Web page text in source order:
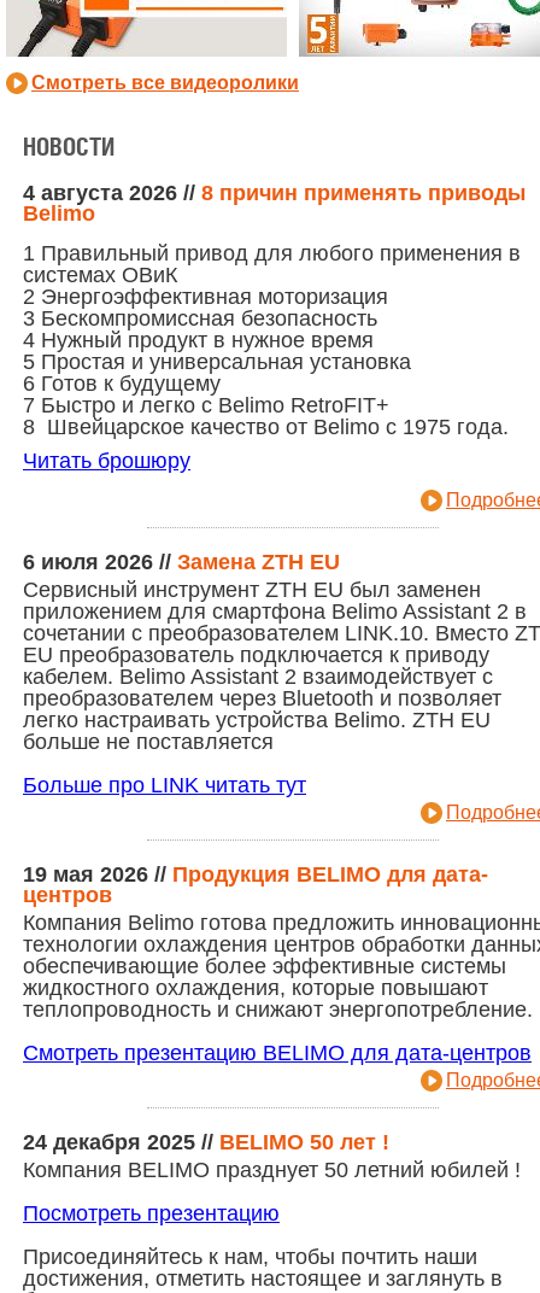
Смотреть все видеоролики
НОВОСТИ
4 августа 2026 // 8 причин применять приводы
Belimo
1 Правильный привод для любого применения в
системах ОВиК
2 Энергоэффективная моторизация
3 Бескомпромиссная безопасность
4 Нужный продукт в нужное время
5 Простая и универсальная установка
6 Готов к будущему
7 Быстро и легко с Belimo RetroFIT+
8 Швейцарское качество от Belimo с 1975 года.
Читать брошюру
6 июля 2026 // Замена ZTH EU
Сервисный инструмент ZTH EU был заменен
приложением для смартфона Belimo Assistant 2 в
сочетании с преобразователем LINK.10. Вместо
EU преобразователь подключается к приводу
кабелем. Belimo Assistant 2 взаимодействует с
преобразователем через Bluetooth и позволяет
легко настраивать устройства Belimo. ZTH EU
больше не поставляется
Больше про LINK читать тут
19 мая 2026 // Продукция BELIMO для дата-
центров
Компания Belimo готова предложить
технологии охлаждения центров обработки
обеспечивающие более эффективные системы
жидкостного охлаждения, которые повышают
теплопроводность и снижают энергопотребление.
Смотреть презентацию BELIMO для дата-центров
24 декабря 2025 // BELIMO 50 лет !
Компания BELIMO празднует 50 летний юбилей !
Посмотреть презентацию
Присоединяйтесь к нам, чтобы почтить наши
достижения, отметить настоящее и заглянуть в